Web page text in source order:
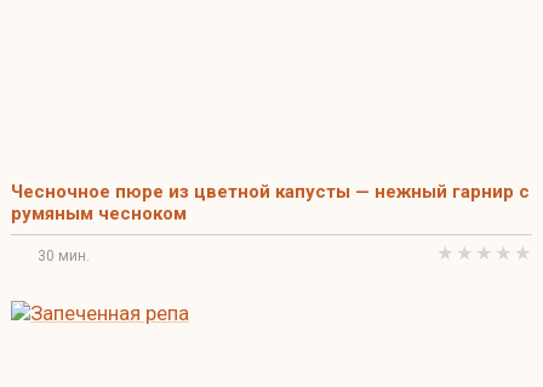
Чесночное пюре из цветной капусты — нежный гарнир с
румяным чесноком
30 мин.